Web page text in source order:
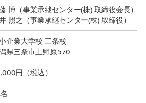
博（事業承継センター(株) 取締役会長）
照之（事業承継センター(株) 取締役）
企業大学校 三条校
県三条市上野原570
円（税込）